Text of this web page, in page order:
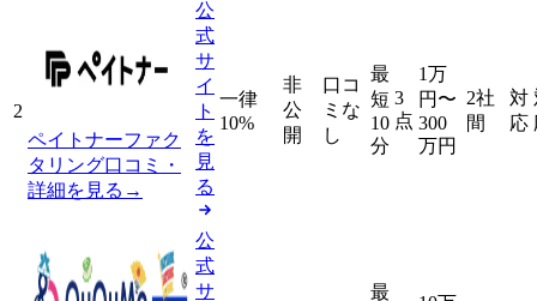
2
ペイトナーファク
タリング口コミ・
詳細を見る →
公
式
サ
イ
ト
を
見
る
一律
10%
非
公
開
口コ
ミな
し
最
短
10
分
3
点
1万
円 〜
300
万円
2社
間
対
応
公
式
サ
最